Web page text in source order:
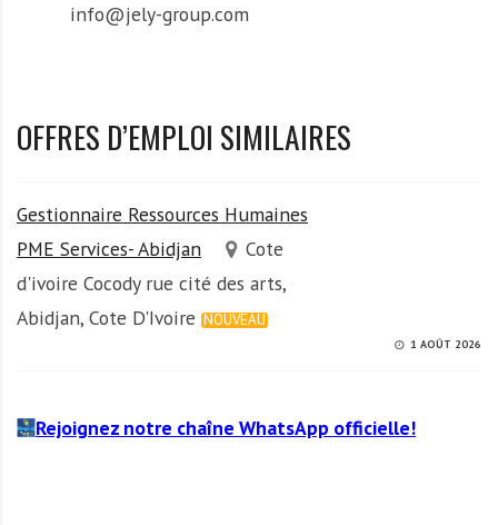
info@jely-group.com
OFFRES D’EMPLOI SIMILAIRES
Gestionnaire Ressources Humaines
PME Services- Abidjan
Cote
d'ivoire Cocody rue cité des arts,
Abidjan, Cote D'Ivoire NOUVEAU
1 AOÛT 2026
Rejoignez notre chaîne WhatsApp officielle!